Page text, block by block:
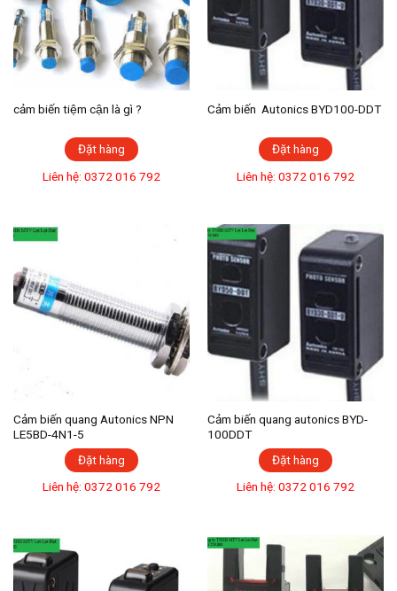
cảm biến tiệm cận là gì ?
Đặt hàng
Liên hệ: 0372 016 792
Cảm biến Autonics BYD100-DDT
Đặt hàng
Liên hệ: 0372 016 792
Cảm biến quang Autonics NPN
LE5BD-4N1-5
Đặt hàng
Liên hệ: 0372 016 792
Cảm biến quang autonics BYD-
100DDT
Đặt hàng
Liên hệ: 0372 016 792